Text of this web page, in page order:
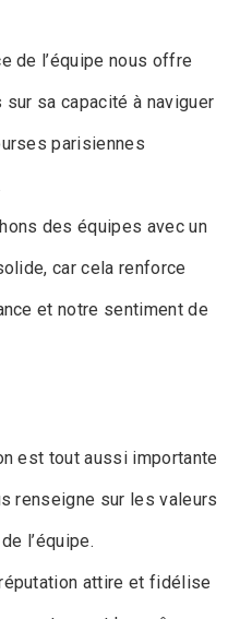
de l’équipe nous offre
sa capacité à naviguer
parisiennes
des équipes avec un
car cela renforce
et notre sentiment de
est tout aussi importante
renseigne sur les valeurs
l’équipe.
attire et fidélise